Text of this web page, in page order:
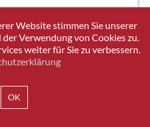
Website stimmen Sie unserer
Verwendung von Cookies zu.
weiter für Sie zu verbessern.
OK